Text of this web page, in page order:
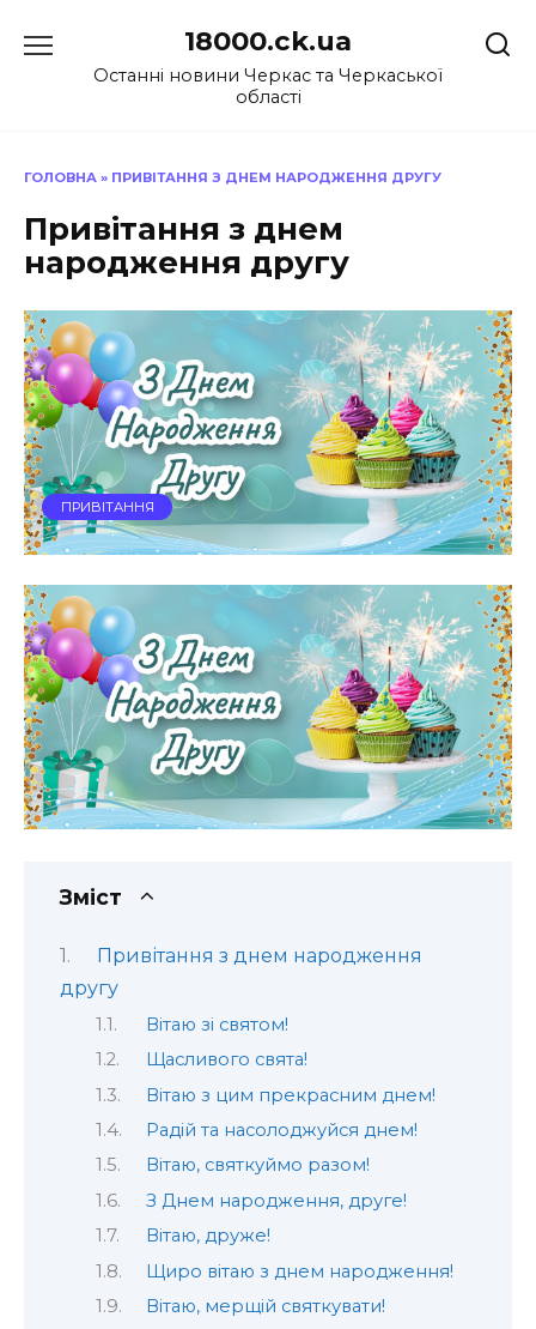
до
18000.ck.ua
Останні новини Черкас та Черкаської
області
ГОЛОВНА » ПРИВІТАННЯ З ДНЕМ НАРОДЖЕННЯ ДРУГУ
Привітання з днем
народження другу
ПРИВІТАННЯ
Зміст
Привітання з днем народження
другу
Вітаю зі святом!
Щасливого свята!
Вітаю з цим прекрасним днем!
Радій та насолоджуйся днем!
Вітаю, святкуймо разом!
З Днем народження, друге!
Вітаю, друже!
Щиро вітаю з днем народження!
Вітаю, мерщій святкувати!